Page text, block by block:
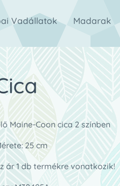
Vadállatok Madarak
Maine-Coon cica 2 színben
25 cm
ár 1 db termékre vonatkozik!